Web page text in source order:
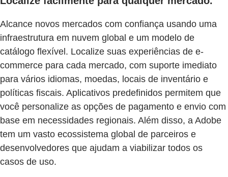
Alcance novos mercados com confiança usando uma
infraestrutura em nuvem global e um modelo de
catálogo flexível. Localize suas experiências de e-
commerce para cada mercado, com suporte imediato
para vários idiomas, moedas, locais de inventário e
políticas fiscais. Aplicativos predefinidos permitem que
você personalize as opções de pagamento e envio com
base em necessidades regionais. Além disso, a Adobe
tem um vasto ecossistema global de parceiros e
desenvolvedores que ajudam a viabilizar todos os
casos de uso.